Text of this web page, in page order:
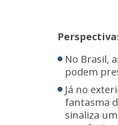
No Brasil,
podem
Já no
fantasma
sinaliza